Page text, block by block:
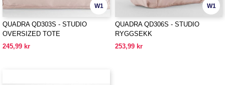
W1
QUADRA QD303S - STUDIO
OVERSIZED TOTE
245,99 kr
W1
QUADRA QD306S - STUDIO
RYGGSEKK
253,99 kr